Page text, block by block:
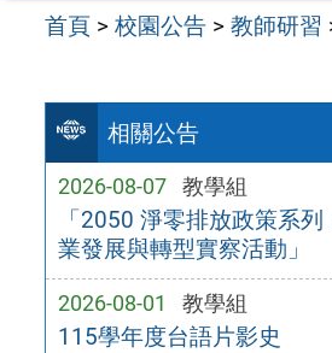
首頁 >校園公告 >教師研習
相關公告
2026-08-07 教學組
「2050 淨零排放政策系列
業發展與轉型實察活動」
2026-08-01 教學組
115學年度台語片影史